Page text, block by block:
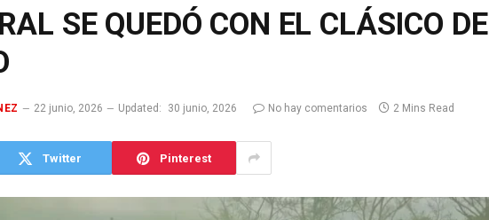
SE QUEDÓ CON EL CLÁSICO DE
22 junio, 2026 Updated: 30 junio, 2026 No hay comentarios 2 Mins Read
Twitter Pinterest